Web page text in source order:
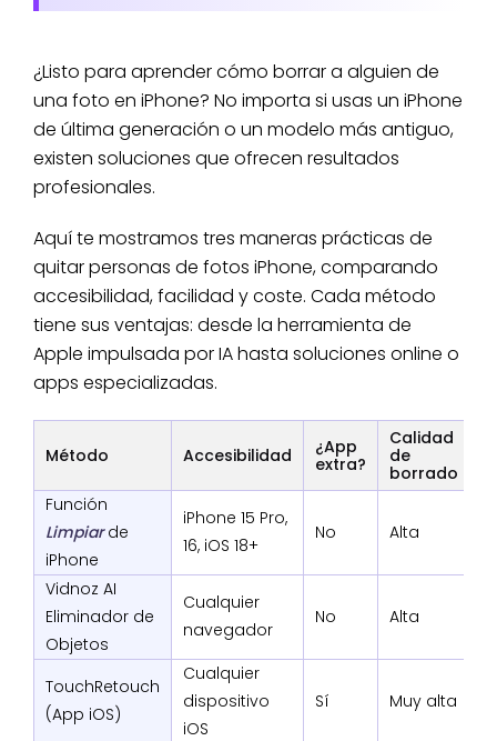
¿Listo para aprender cómo borrar a alguien de
una foto en iPhone? No importa si usas un iPhone
de última generación o un modelo más antiguo,
existen soluciones que ofrecen resultados
profesionales.
Aquí te mostramos tres maneras prácticas de
quitar personas de fotos iPhone, comparando
accesibilidad, facilidad y coste. Cada método
tiene sus ventajas: desde la herramienta de
Apple impulsada por IA hasta soluciones online o
apps especializadas.
Método Accesibilidad
¿App
extra?
Calidad
de
borrado
Función
Limpiarde
iPhone
iPhone 15 Pro,
16, iOS 18+
No Alta
Vidnoz AI
Eliminador de
Objetos
Cualquier
navegador
No Alta
TouchRetouch
(App iOS)
Cualquier
dispositivo
iOS
Sí Muy alta